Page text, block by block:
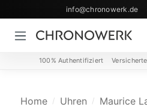
Zum Hauptinhalt springen
info@chronowerk.de
100% Authentifiziert
Home Uhren Maurice